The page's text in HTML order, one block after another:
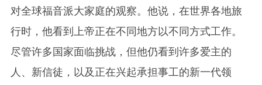
对全球福音派大家庭的观察。他说，在世界各地旅
行时，他看到上帝正在不同地方以不同方式工作。
尽管许多国家面临挑战，但他仍看到许多爱主的
人、新信徒，以及正在兴起承担事工的新一代领